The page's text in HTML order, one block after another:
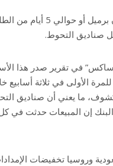
هذه الأرقام، التي تعادل أكثر
صناديق التحوط.
في تقرير صدر هذا
الأولى في ثلاثة أسابيع
ما يعني أن صناديق
إن المبيعات حدثت في